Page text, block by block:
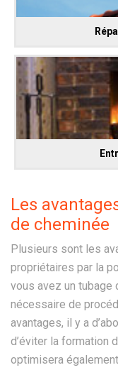
Les
de cheminée
Plusieurs sont les
propriétaires par la
vous avez un tubage
nécessaire de
avantages, il y a
d’éviter la formation
optimisera